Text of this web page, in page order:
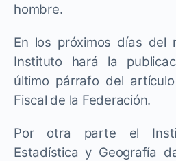
hombre.
En los próximos días del
Instituto hará la
último párrafo del
Fiscal de la Federación.
Por otra parte el
Estadística y Geografía